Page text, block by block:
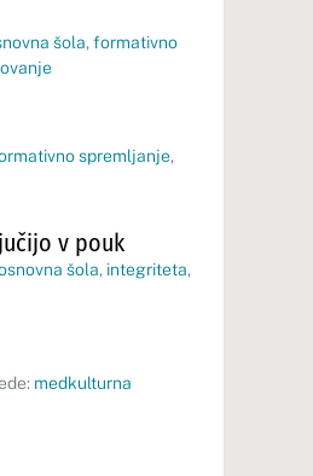
šola, formativno
spremljanje,
v pouk
šola, integriteta,
medkulturna